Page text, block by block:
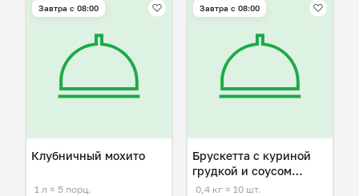
Завтра c 08:00
Клубничный мохито
1 л ≈ 5 порц.
Завтра c 08:00
Брускетта с куриной
грудкой и соусом
Цезарь
0,4 кг ≈ 10 шт.